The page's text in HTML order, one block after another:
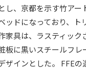
し、京都を示す竹アー
ッドになっており、ト
家具は、ラスティック
板に黒いスチールフレ
ザインとした。 FFEの